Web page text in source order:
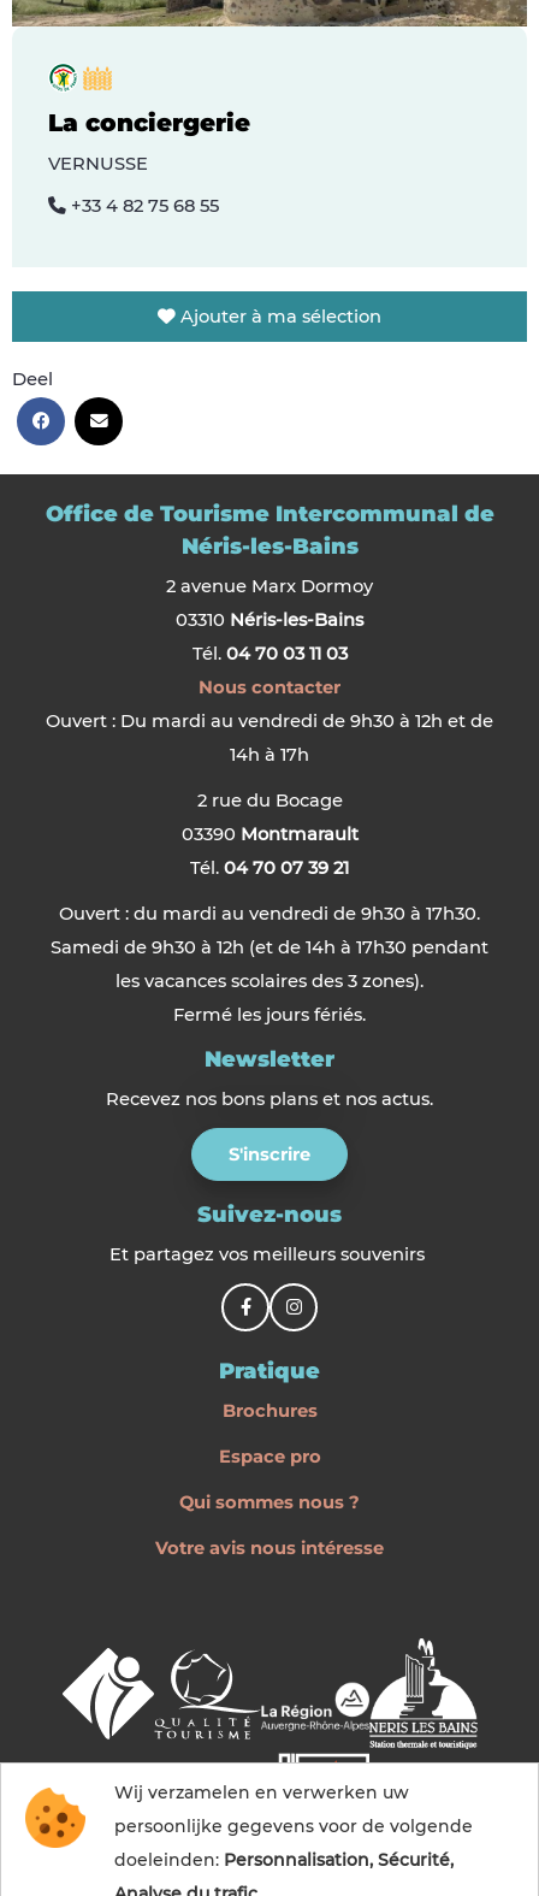
La conciergerie
VERNUSSE
+33 4 82 75 68 55
Ajouter à ma sélection
Deel
Office de Tourisme Intercommunal de
Néris-les-Bains
2 avenue Marx Dormoy
03310 Néris-les-Bains
Tél. 04 70 03 11 03
Nous contacter
Ouvert : Du mardi au vendredi de 9h30 à 12h et de
14h à 17h
2 rue du Bocage
03390 Montmarault
Tél. 04 70 07 39 21
Ouvert : du mardi au vendredi de 9h30 à 17h30.
Samedi de 9h30 à 12h (et de 14h à 17h30 pendant
les vacances scolaires des 3 zones).
Fermé les jours fériés.
Newsletter
Recevez nos bons plans et nos actus.
S'inscrire
Suivez-nous
Et partagez vos meilleurs souvenirs
Pratique
Brochures
Espace pro
Qui sommes nous ?
Votre avis nous intéresse
Wij verzamelen en verwerken uw
persoonlijke gegevens voor de volgende
doeleinden: Personnalisation, Sécurité,